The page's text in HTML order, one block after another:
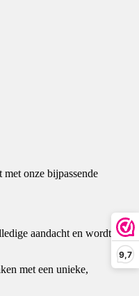
9,7
onze bijpassende
aandacht en wordt met
met een unieke,